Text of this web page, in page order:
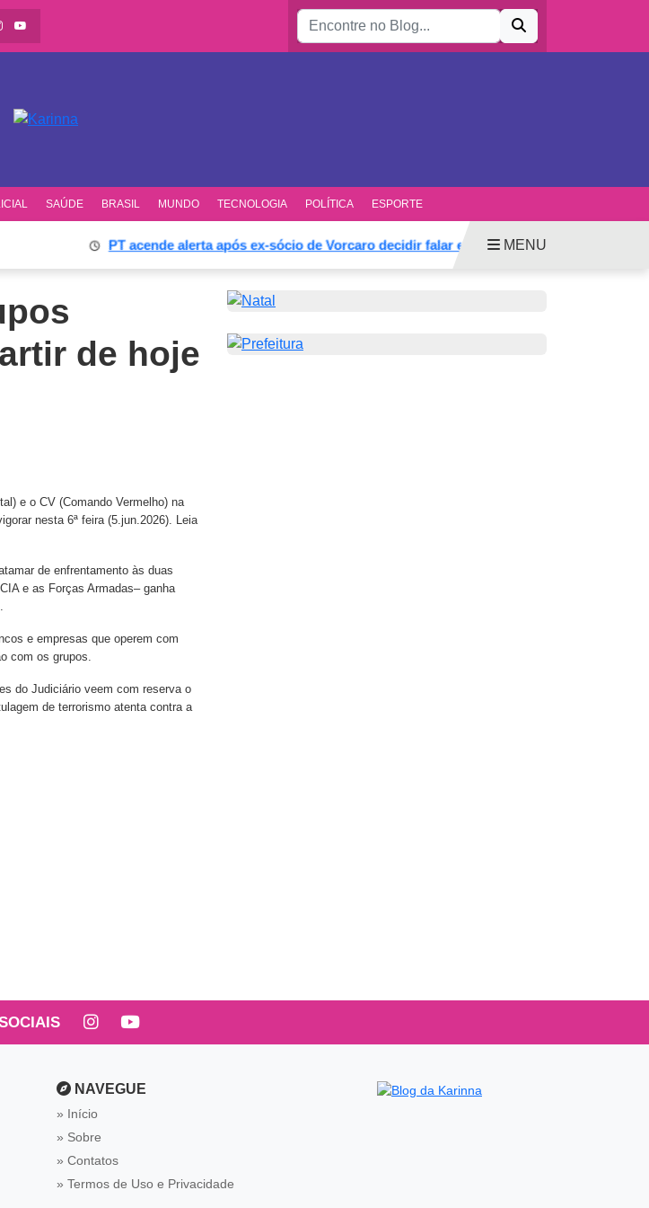
Buscar por:
SAÚDE BRASIL MUNDO TECNOLOGIA POLÍTICA ESPORTE
PT acende alerta após ex-sócio de Vorcaro decidir falar e mudar defesa
MENU
de hoje
e o CV (Comando Vermelho) na
nesta 6ª feira (5.jun.2026). Leia
de enfrentamento às duas
e as Forças Armadas– ganha
e empresas que operem com
com os grupos.
do Judiciário veem com reserva o
de terrorismo atenta contra a
NAVEGUE
Início
Sobre
Contatos
Termos de Uso e Privacidade